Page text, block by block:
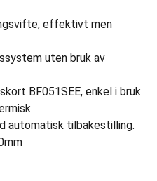
effektivt men
uten bruk av
BF051SEE, enkel i bruk
automatisk tilbakestilling.